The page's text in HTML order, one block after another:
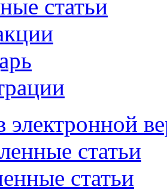
статьи
электронной
статьи
статьи